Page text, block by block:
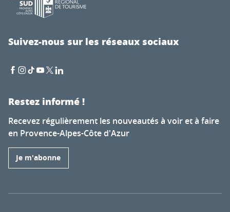
Concerts à la Guinguette
Akasha : spectacle de cirque
Visites individuelles flash au MAAOA
Suivez-nous sur les réseaux sociaux
Restez informé !
Recevez régulièrement les nouveautés à voir et à faire
en Provence-Alpes-Côte d'Azur
Je m'abonne